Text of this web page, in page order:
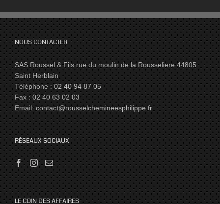
NOUS CONTACTER
SAS Roussel & Fils rue du moulin de la Rousseliere 44805
Saint Herblain
Téléphone :02 40 94 87 05
Fax :02 40 63 02 03
Email:contact@rousselchemineesphilippe.fr
RÉSEAUX SOCIAUX
LE COIN DES AFFAIRES